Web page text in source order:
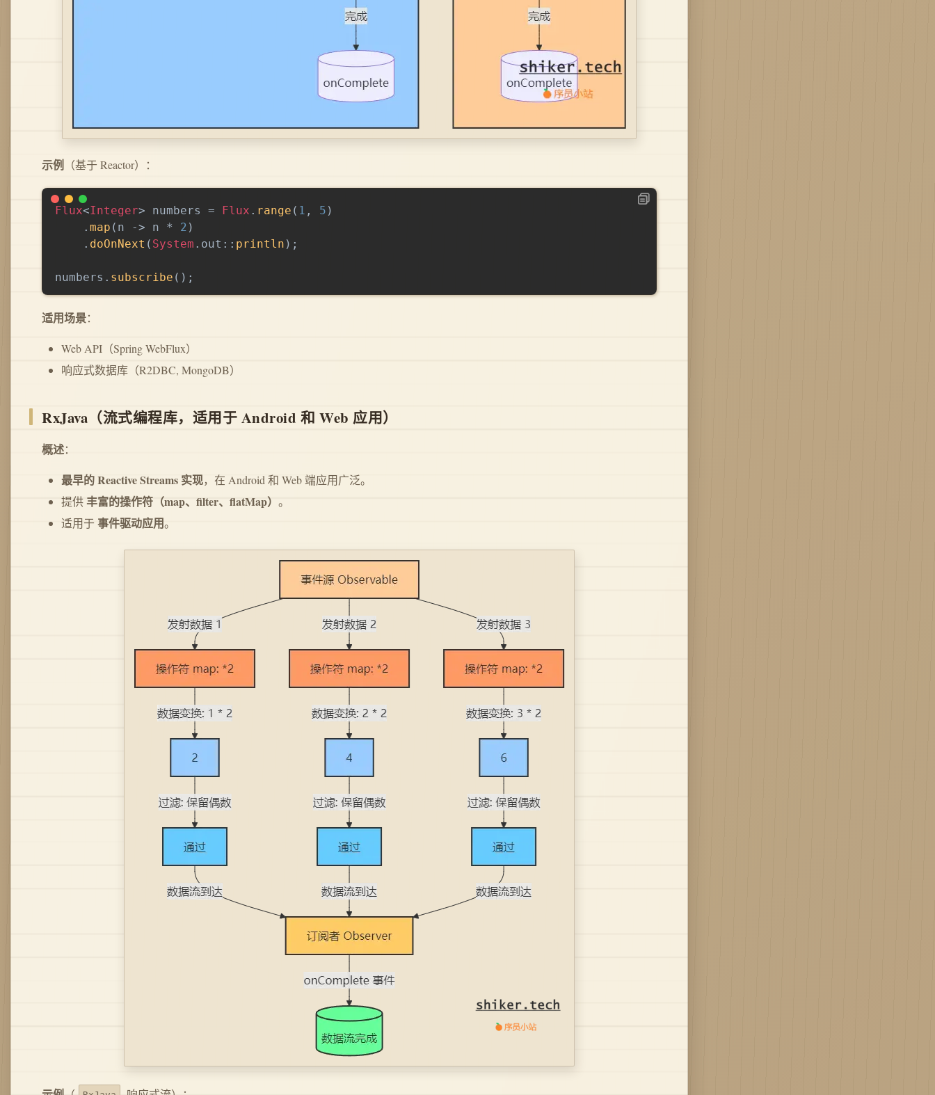
示例 （基于 Reactor）：
Flux<Integer> numbers = Flux . range ( 1 , 5 )
. map ( n -> n * 2 )
. doOnNext ( System . out :: println ) ;
numbers . subscribe ( ) ;
适用场景：
Web API（Spring WebFlux）
响应式数据库（R2DBC, MongoDB）
RxJava（流式编程库，适用于 Android 和 Web 应用）
概述：
最早的 Reactive Streams 实现，在 Android 和 Web 端应用广泛。
提供 丰富的操作符（map、filter、flatMap） 。
适用于 事件驱动应用。